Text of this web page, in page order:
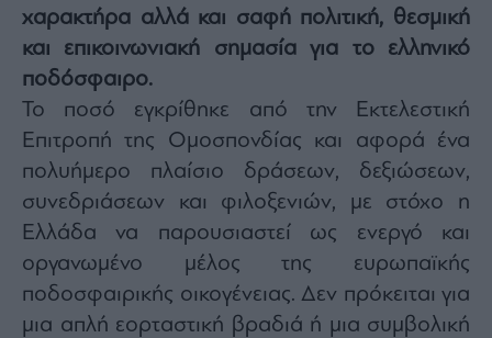
Αγορές
Trader's
book
Buy-
Hold-
Sell
The
Value
Investor
Crypto
Χρηματιστηριακές
Ανακοινώσεις
χαρακτήρα αλλά και σαφή πολιτική, θεσμική
και επικοινωνιακή σημασία για το ελληνικό
ποδόσφαιρο.
Το ποσό εγκρίθηκε από την Εκτελεστική
Επιτροπή της Ομοσπονδίας και αφορά ένα
πολυήμερο πλαίσιο δράσεων, δεξιώσεων,
συνεδριάσεων και φιλοξενιών, με στόχο η
Ελλάδα να παρουσιαστεί ως ενεργό και
οργανωμένο μέλος της ευρωπαϊκής
ποδοσφαιρικής οικογένειας. Δεν πρόκειται για
μια απλή εορταστική βραδιά ή μια συμβολική